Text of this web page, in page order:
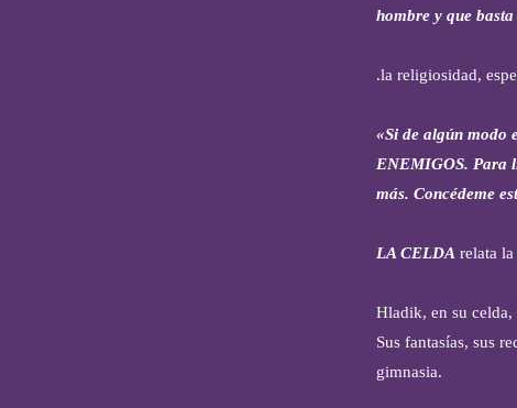
hombre y que
.la religiosidad,
«Si de algún modo
ENEMIGOS. Para
más. Concédeme
LA CELDA relata
Hladik, en su celda,
Sus fantasías, sus
gimnasia.